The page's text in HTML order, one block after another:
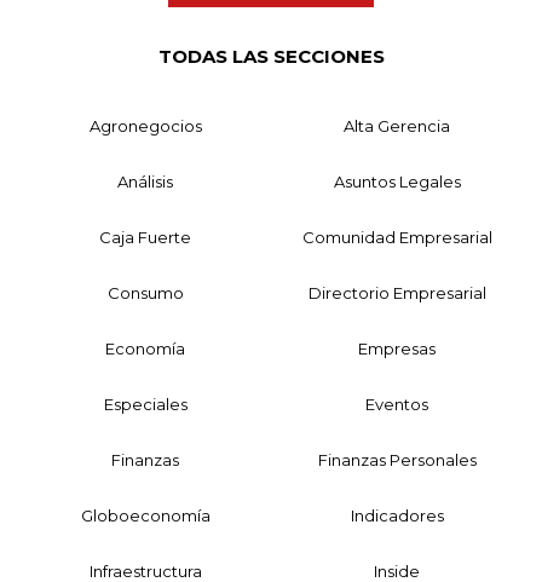
TODAS LAS SECCIONES
Agronegocios Alta Gerencia
Análisis Asuntos Legales
Caja Fuerte Comunidad Empresarial
Consumo Directorio Empresarial
Economía Empresas
Especiales Eventos
Finanzas Finanzas Personales
Globoeconomía Indicadores
Infraestructura Inside